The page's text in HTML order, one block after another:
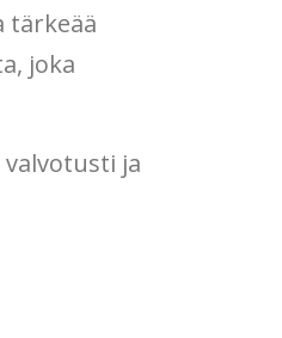
tärkeää
joka
ja